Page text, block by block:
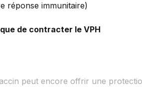
réponse immunitaire)
de contracter le VPH
peut encore offrir une